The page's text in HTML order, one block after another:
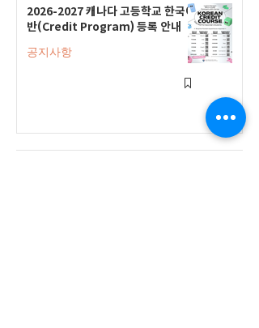
2026-2027 캐나다 고등학교 한국어
반(Credit Program) 등록 안내
공지사항